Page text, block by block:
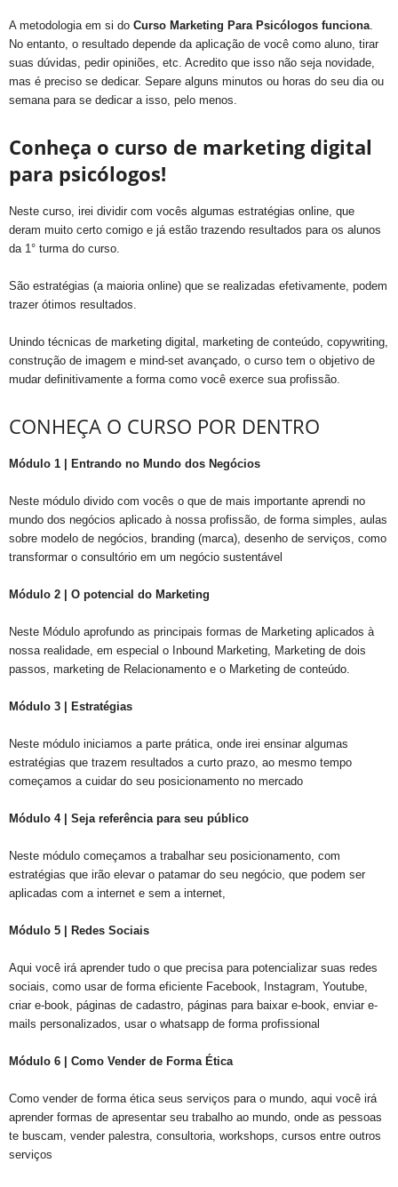
A metodologia em si do Curso Marketing Para Psicólogos funciona.
No entanto, o resultado depende da aplicação de você como aluno, tirar
suas dúvidas, pedir opiniões, etc. Acredito que isso não seja novidade,
mas é preciso se dedicar. Separe alguns minutos ou horas do seu dia ou
semana para se dedicar a isso, pelo menos.
Conheça o curso de marketing digital
para psicólogos!
Neste curso, irei dividir com vocês algumas estratégias online, que
deram muito certo comigo e já estão trazendo resultados para os alunos
da 1° turma do curso.
São estratégias (a maioria online) que se realizadas efetivamente, podem
trazer ótimos resultados.
Unindo técnicas de marketing digital, marketing de conteúdo, copywriting,
construção de imagem e mind-set avançado, o curso tem o objetivo de
mudar definitivamente a forma como você exerce sua profissão.
CONHEÇA O CURSO POR DENTRO
Módulo 1 | Entrando no Mundo dos Negócios
Neste módulo divido com vocês o que de mais importante aprendi no
mundo dos negócios aplicado à nossa profissão, de forma simples, aulas
sobre modelo de negócios, branding (marca), desenho de serviços, como
transformar o consultório em um negócio sustentável
Módulo 2 | O potencial do Marketing
Neste Módulo aprofundo as principais formas de Marketing aplicados à
nossa realidade, em especial o Inbound Marketing, Marketing de dois
passos, marketing de Relacionamento e o Marketing de conteúdo.
Módulo 3 | Estratégias
Neste módulo iniciamos a parte prática, onde irei ensinar algumas
estratégias que trazem resultados a curto prazo, ao mesmo tempo
começamos a cuidar do seu posicionamento no mercado
Módulo 4 | Seja referência para seu público
Neste módulo começamos a trabalhar seu posicionamento, com
estratégias que irão elevar o patamar do seu negócio, que podem ser
aplicadas com a internet e sem a internet,
Módulo 5 | Redes Sociais
Aqui você irá aprender tudo o que precisa para potencializar suas redes
sociais, como usar de forma eficiente Facebook, Instagram, Youtube,
criar e-book, páginas de cadastro, páginas para baixar e-book, enviar e-
mails personalizados, usar o whatsapp de forma profissional
Módulo 6 | Como Vender de Forma Ética
Como vender de forma ética seus serviços para o mundo, aqui você irá
aprender formas de apresentar seu trabalho ao mundo, onde as pessoas
te buscam, vender palestra, consultoria, workshops, cursos entre outros
serviços